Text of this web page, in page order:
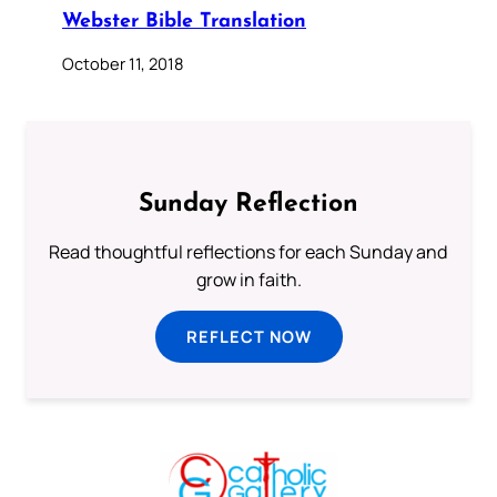
Webster Bible Translation
October 11, 2018
Sunday Reflection
Read thoughtful reflections for each Sunday and
grow in faith.
REFLECT NOW